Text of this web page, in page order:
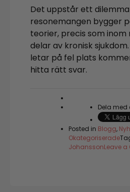
Det uppstår ett
resonemangen bygger
teorier, precis som inom
delar av kronisk
letar på fel plats
hitta rätt svar.
Dela med
Posted in Blogg,
Okategoriserade
JohanssonLeave